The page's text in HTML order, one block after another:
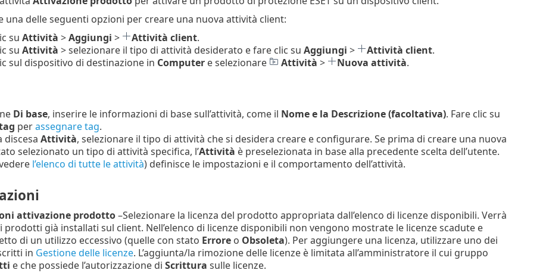
una delle seguenti opzioni per creare una nuova attività client:
su Attività >Aggiungi > Attività client.
su Attività > selezionare il tipo di attività desiderato e fare clic su Aggiungi > Attività client.
sul dispositivo di destinazione in Computere selezionare Attività > Nuova attività.
Di base, inserire le informazioni di base sull’attività, come il Nome e la Descrizione (facoltativa). Fare clic su
perassegnare tag.
discesa Attività, selezionare il tipo di attività che si desidera creare e configurare. Se prima di creare una nuova
selezionato un tipo di attività specifica, l’Attività è preselezionata in base alla precedente scelta dell’utente.
l’elenco di tutte le attività) definisce le impostazioni e il comportamento dell’attività.
attivazione prodotto–Selezionare la licenza del prodotto appropriata dall’elenco di licenze disponibili. Verrà
prodotti già installati sul client. Nell’elenco di licenze disponibili non vengono mostrate le licenze scadute e
di un utilizzo eccessivo (quelle con stato Erroreo Obsoleta). Per aggiungere una licenza, utilizzare uno dei
in Gestione delle licenze. L’aggiunta/la rimozione delle licenze è limitata all’amministratore il cui gruppo
e che possiede l’autorizzazione di Scrittura sulle licenze.